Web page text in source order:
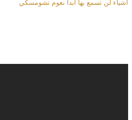
اشياء لن تسمع بها ابداً نعوم تشومسكي